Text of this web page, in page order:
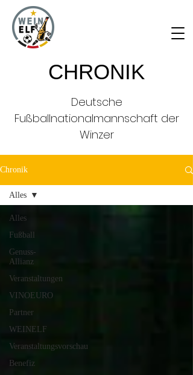
CHRONIK
Deutsche
Fußballnationalmannschaft der
Winzer
Chronik
Alles
Fußball
Genuss-
Allianz
Veranstaltungen
VINOEURO
Partner
WEINELF
Veranstaltungsvorschau
Benefiz
Alles